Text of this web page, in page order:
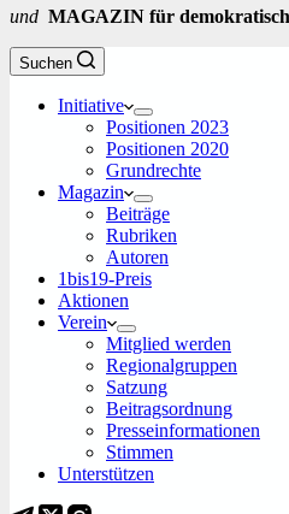
und MAGAZIN für
Suchen
Initiative
Positionen 2023
Positionen 2020
Grundrechte
Magazin
Beiträge
Rubriken
Autoren
1bis19-Preis
Aktionen
Verein
Mitglied werden
Regionalgruppen
Satzung
Beitragsordnung
Presseinformationen
Stimmen
Unterstützen